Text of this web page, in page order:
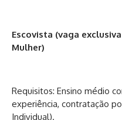
Escovista (vaga
Mulher)
Requisitos: Ensino médio
experiência, contratação
Individual).